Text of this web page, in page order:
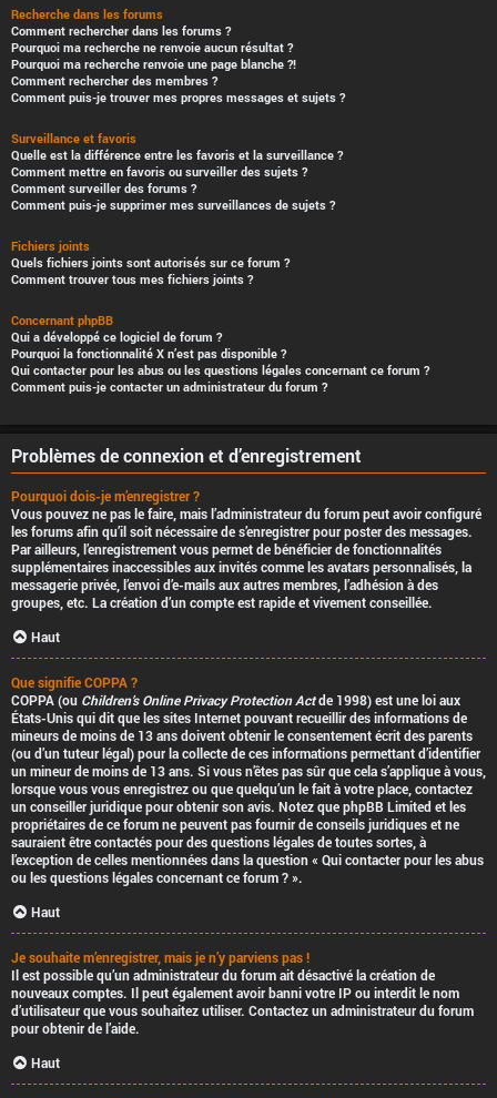
Recherche dans les forums
Comment rechercher dans les forums ?
Pourquoi ma recherche ne renvoie aucun résultat ?
Pourquoi ma recherche renvoie une page blanche ?!
Comment rechercher des membres ?
Comment puis-je trouver mes propres messages et sujets ?
Surveillance et favoris
Quelle est la différence entre les favoris et la surveillance ?
Comment mettre en favoris ou surveiller des sujets ?
Comment surveiller des forums ?
Comment puis-je supprimer mes surveillances de sujets ?
Fichiers joints
Quels fichiers joints sont autorisés sur ce forum ?
Comment trouver tous mes fichiers joints ?
Concernant phpBB
Qui a développé ce logiciel de forum ?
Pourquoi la fonctionnalité X n’est pas disponible ?
Qui contacter pour les abus ou les questions légales concernant ce forum ?
Comment puis-je contacter un administrateur du forum ?
Problèmes de connexion et d’enregistrement
Pourquoi dois-je m’enregistrer ?
Vous pouvez ne pas le faire, mais l’administrateur du forum peut avoir configuré
les forums afin qu’il soit nécessaire de s’enregistrer pour poster des messages.
Par ailleurs, l’enregistrement vous permet de bénéficier de fonctionnalités
supplémentaires inaccessibles aux invités comme les avatars personnalisés, la
messagerie privée, l’envoi d’e-mails aux autres membres, l’adhésion à des
groupes, etc. La création d’un compte est rapide et vivement conseillée.
Haut
Que signifie COPPA ?
COPPA (ou Children’s Online Privacy Protection Actde 1998) est une loi aux
États-Unis qui dit que les sites Internet pouvant recueillir des informations de
mineurs de moins de 13 ans doivent obtenir le consentement écrit des parents
(ou d’un tuteur légal) pour la collecte de ces informations permettant d’identifier
un mineur de moins de 13 ans. Si vous n’êtes pas sûr que cela s’applique à vous,
lorsque vous vous enregistrez ou que quelqu’un le fait à votre place, contactez
un conseiller juridique pour obtenir son avis. Notez que phpBB Limited et les
propriétaires de ce forum ne peuvent pas fournir de conseils juridiques et ne
sauraient être contactés pour des questions légales de toutes sortes, à
l’exception de celles mentionnées dans la question « Qui contacter pour les abus
ou les questions légales concernant ce forum ? ».
Haut
Je souhaite m’enregistrer, mais je n’y parviens pas !
Il est possible qu’un administrateur du forum ait désactivé la création de
nouveaux comptes. Il peut également avoir banni votre IP ou interdit le nom
d’utilisateur que vous souhaitez utiliser. Contactez un administrateur du forum
pour obtenir de l’aide.
Haut